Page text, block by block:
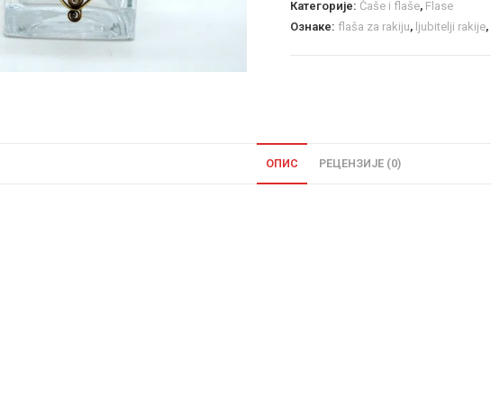
Категорије: Čaše i flaše, Flase
Ознаке: flaša za rakiju, ljubitelji rakije,
ОПИС РЕЦЕНЗИЈЕ (0)